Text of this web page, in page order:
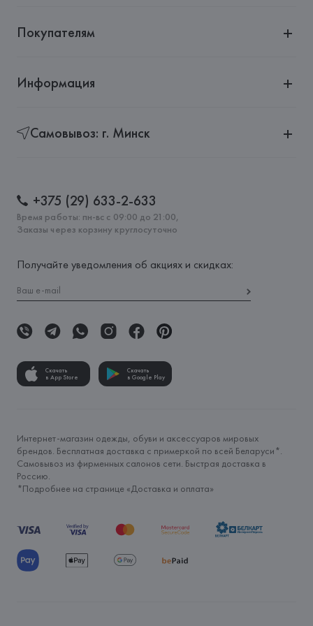
Покупателям
Информация
Самовывоз: г. Минск
+375 (29) 633-2-633
Время работы: пн-вс с 09:00 до 21:00,
Заказы через корзину круглосуточно
Получайте уведомления об акциях и скидках:
Скачать
в App Store
Скачать
в Google Play
Интернет-магазин одежды, обуви и аксессуаров мировых
брендов. Бесплатная доставка с примеркой по всей Беларуси*.
Самовывоз из фирменных салонов сети. Быстрая доставка в
Россию.
*Подробнее на странице «Доставка и оплата»